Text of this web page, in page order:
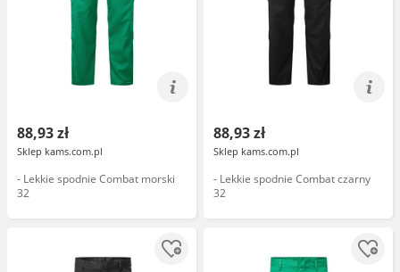
88,93 zł
Sklep kams.com.pl
- Lekkie spodnie Combat morski
32
88,93 zł
Sklep kams.com.pl
- Lekkie spodnie Combat czarny
32